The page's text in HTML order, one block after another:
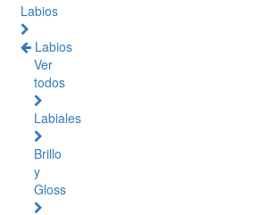
Labios
Labios
Ver
todos
Labiales
Brillo
y
Gloss